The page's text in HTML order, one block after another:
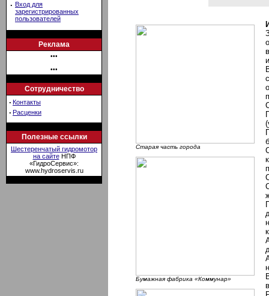
· Вход для
зарегистрированных
пользователей
Реклама
•••
•••
Сотрудничество
· Контакты
· Расценки
Полезные ссылки
Шестеренчатый гидромотор
на сайтеНПФ
«ГидроСервис»:
www.hydroservis.ru
Старая часть города
Бумажная фабрика «Коммунар»